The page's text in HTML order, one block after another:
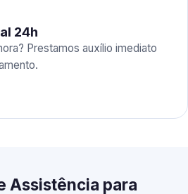
24h
Prestamos auxílio imediato
Assistência para